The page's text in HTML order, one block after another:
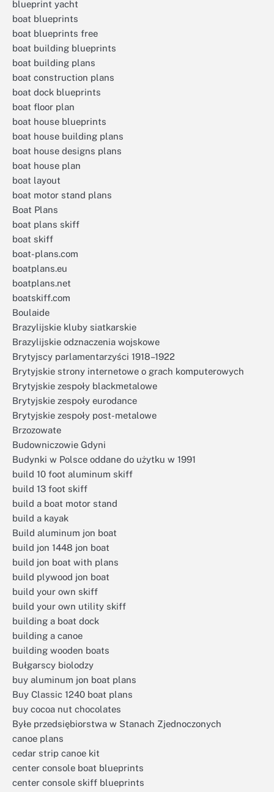
blueprint yacht
boat blueprints
boat blueprints free
boat building blueprints
boat building plans
boat construction plans
boat dock blueprints
boat floor plan
boat house blueprints
boat house building plans
boat house designs plans
boat house plan
boat layout
boat motor stand plans
Boat Plans
boat plans skiff
boat skiff
boat-plans.com
boatplans.eu
boatplans.net
boatskiff.com
Boulaide
Brazylijskie kluby siatkarskie
Brazylijskie odznaczenia wojskowe
Brytyjscy parlamentarzyści 1918–1922
Brytyjskie strony internetowe o grach komputerowych
Brytyjskie zespoły blackmetalowe
Brytyjskie zespoły eurodance
Brytyjskie zespoły post-metalowe
Brzozowate
Budowniczowie Gdyni
Budynki w Polsce oddane do użytku w 1991
build 10 foot aluminum skiff
build 13 foot skiff
build a boat motor stand
build a kayak
Build aluminum jon boat
build jon 1448 jon boat
build jon boat with plans
build plywood jon boat
build your own skiff
build your own utility skiff
building a boat dock
building a canoe
building wooden boats
Bułgarscy biolodzy
buy aluminum jon boat plans
Buy Classic 1240 boat plans
buy cocoa nut chocolates
Byłe przedsiębiorstwa w Stanach Zjednoczonych
canoe plans
cedar strip canoe kit
center console boat blueprints
center console skiff blueprints